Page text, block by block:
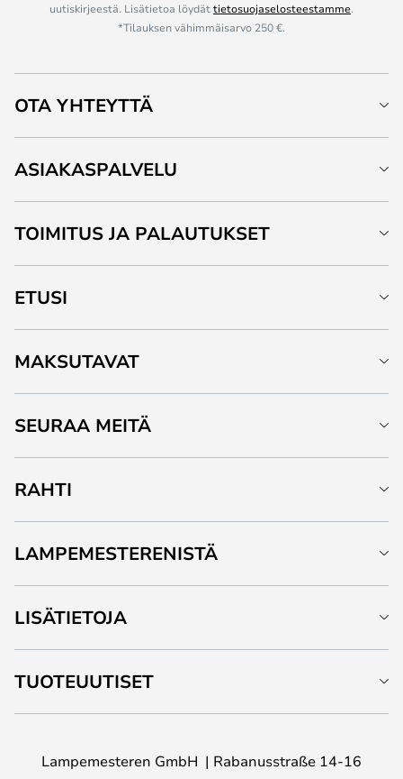
uutiskirjeestä. Lisätietoa löydättietosuojaselosteestamme.
*Tilauksen vähimmäisarvo 250 €.
OTA YHTEYTTÄ
ASIAKASPALVELU
TOIMITUS JA PALAUTUKSET
ETUSI
MAKSUTAVAT
SEURAA MEITÄ
RAHTI
LAMPEMESTERENISTÄ
LISÄTIETOJA
TUOTEUUTISET
Lampemesteren GmbH Rabanusstraße 14-16